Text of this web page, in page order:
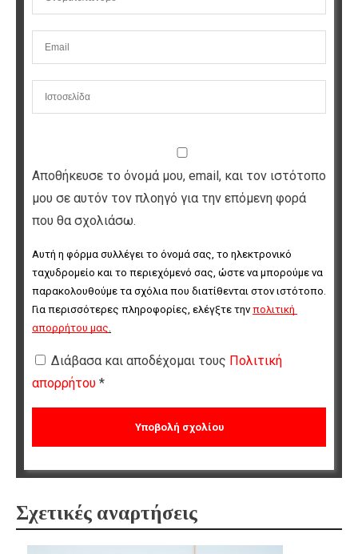
Αποθήκευσε το όνομά μου, email, και τον ιστότοπο
μου σε αυτόν τον πλοηγό για την επόμενη φορά
που θα σχολιάσω.
Αυτή η φόρμα συλλέγει το όνομά σας, το ηλεκτρονικό
ταχυδρομείο και το περιεχόμενό σας, ώστε να μπορούμε να
παρακολουθούμε τα σχόλια που διατίθενται στον ιστότοπο.
Για περισσότερες πληροφορίες, ελέγξτε την πολιτική
απορρήτου μας.
Διάβασα και αποδέχομαι τους Πολιτική
απορρήτου *
Σχετικές αναρτήσεις